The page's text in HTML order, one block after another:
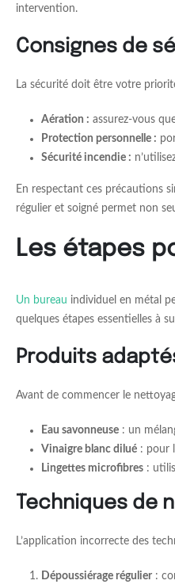
intervention.
Consignes de
La sécurité doit être votre
Aération : assurez-vous
Protection personnelle :
Sécurité incendie :
En respectant ces précautions
régulier et soigné permet non
Les étapes
Un bureau individuel en métal
quelques étapes essentielles à
Produits
Avant de commencer le
Eau savonneuse : un
Vinaigre blanc dilué : pour
Lingettes microfibres :
Techniques de
L’application incorrecte des
Dépoussiérage régulier :